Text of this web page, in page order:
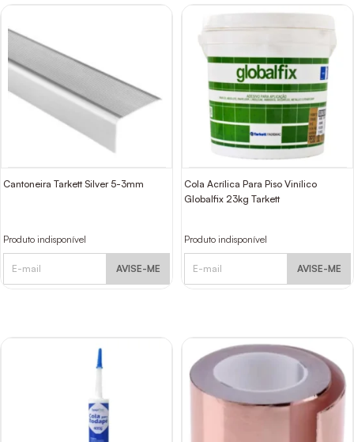
Cantoneira Tarkett Silver 5-3mm
Produto indisponível
AVISE-ME
Cola Acrílica Para Piso Vinílico
Globalfix 23kg Tarkett
Produto indisponível
AVISE-ME